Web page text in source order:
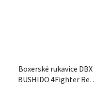
Boxerské rukavice DBX
BUSHIDO 4Fighter Red